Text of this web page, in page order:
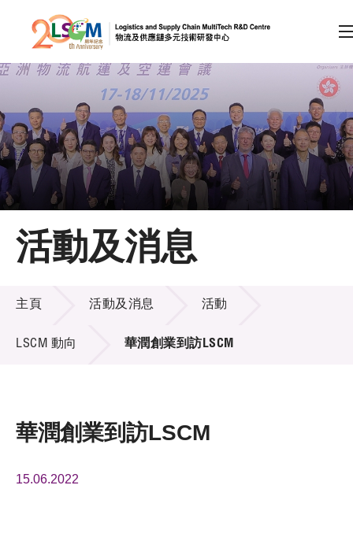
跳到內容（按回車鍵）
會員登入
A A EN 繁 简
主頁
關於LSCM
技術商品化
項目及資助計劃
活動及消息
活動及消息
活動及消息
主頁 活動及消息 活動
LSCM 動向 華潤創業到訪LSCM
華潤創業到訪LSCM
15.06.2022